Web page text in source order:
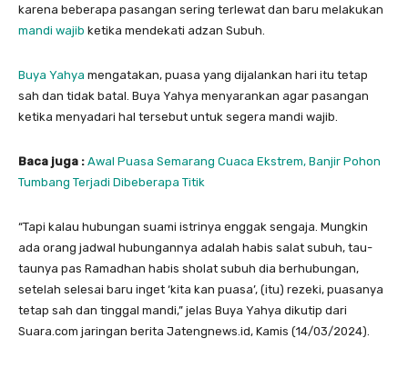
karena beberapa pasangan sering terlewat dan baru melakukan
mandi wajib ketika mendekati adzan Subuh.
Buya Yahya mengatakan, puasa yang dijalankan hari itu tetap
sah dan tidak batal. Buya Yahya menyarankan agar pasangan
ketika menyadari hal tersebut untuk segera mandi wajib.
Baca juga : Awal Puasa Semarang Cuaca Ekstrem, Banjir Pohon
Tumbang Terjadi Dibeberapa Titik
“Tapi kalau hubungan suami istrinya enggak sengaja. Mungkin
ada orang jadwal hubungannya adalah habis salat subuh, tau-
taunya pas Ramadhan habis sholat subuh dia berhubungan,
setelah selesai baru inget ‘kita kan puasa’, (itu) rezeki, puasanya
tetap sah dan tinggal mandi,” jelas Buya Yahya dikutip dari
Suara.com jaringan berita Jatengnews.id, Kamis (14/03/2024).